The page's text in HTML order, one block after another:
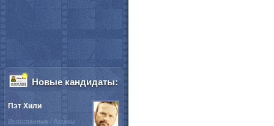
Новые кандидаты:
Пэт Хили
Иностранные / Актёры